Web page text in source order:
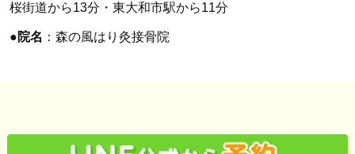
桜街道から13分・東大和市駅から11分
●院名 ：森の風はり灸接骨院